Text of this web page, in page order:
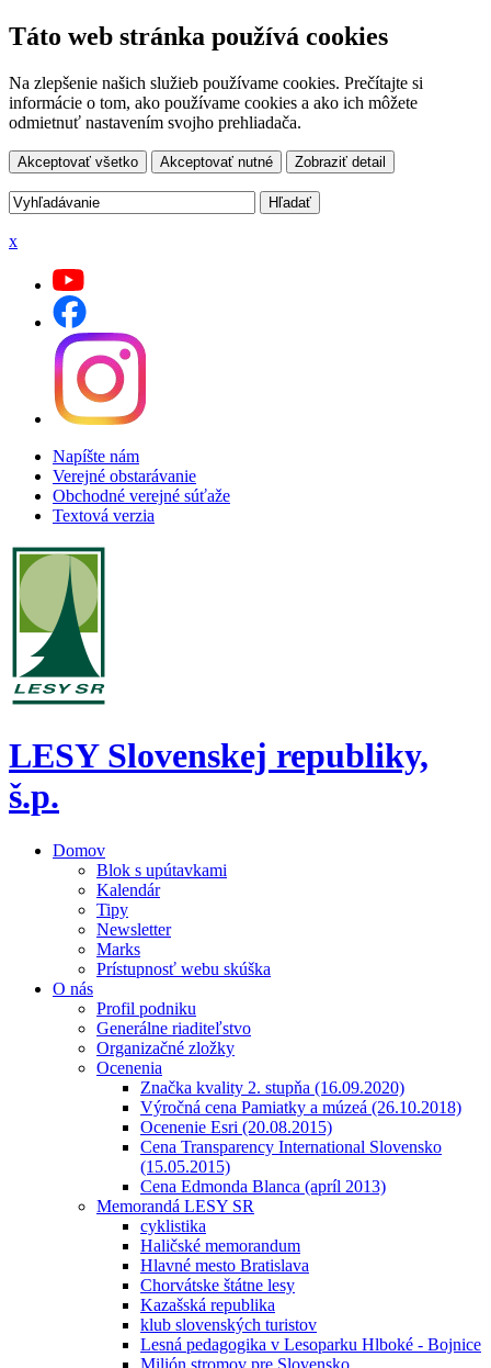
Táto web stránka používá cookies
Na zlepšenie našich služieb používame cookies. Prečítajte si
informácie o tom, ako používame cookies a ako ich môžete
odmietnuť nastavením svojho prehliadača.
Akceptovať všetko Akceptovať nutné Zobraziť detail
x
Napíšte nám
Verejné obstarávanie
Obchodné verejné súťaže
Textová verzia
LESY Slovenskej republiky,
š.p.
Domov
Blok s upútavkami
Kalendár
Tipy
Newsletter
Marks
Prístupnosť webu skúška
O nás
Profil podniku
Generálne riaditeľstvo
Organizačné zložky
Ocenenia
Značka kvality 2. stupňa (16.09.2020)
Výročná cena Pamiatky a múzeá (26.10.2018)
Ocenenie Esri (20.08.2015)
Cena Transparency International Slovensko
(15.05.2015)
Cena Edmonda Blanca (apríl 2013)
Memorandá LESY SR
cyklistika
Haličské memorandum
Hlavné mesto Bratislava
Chorvátske štátne lesy
Kazašská republika
klub slovenských turistov
Lesná pedagogika v Lesoparku Hlboké - Bojnice
Milión stromov pre Slovensko